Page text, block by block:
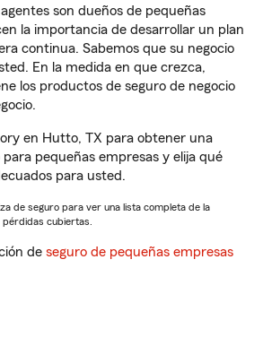
son dueños de pequeñas
la importancia de desarrollar un plan
continua. Sabemos que su negocio
En la medida en que crezca,
los productos de seguro de negocio
en Hutto, TX para obtener una
pequeñas empresas y elija qué
para usted.
de seguro para ver una lista completa de la
cubiertas.
de seguro de pequeñas empresas